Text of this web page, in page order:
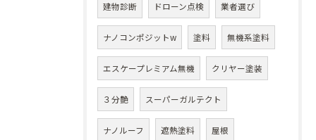
建物診断 ドローン点検 業者選び
ナノコンポジットw 塗料 無機系塗料
エスケープレミアム無機 クリヤー塗装
３分艶 スーパーガルテクト
ナノルーフ 遮熱塗料 屋根